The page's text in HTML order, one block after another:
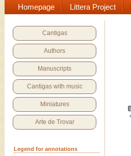
Homepage Littera Project
Cantigas
Authors
Manuscripts
Cantigas with music
Miniatures
Arte de Trovar
Legend for annotations